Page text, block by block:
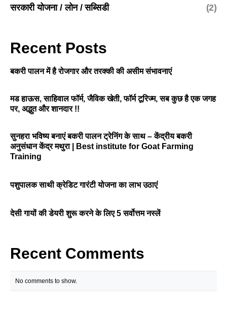
सरकारी योजना / लोन / सब्सिडी (2)
Recent Posts
बकरी पालन में है रोजगार और तरक्की की असीम संभावनाएं
मड हाऊस, साहिवाल फॉर्म, जैविक खेती, फॉर्म टूरिज्म, सब कुछ है एक जगह
पर, अद्भुत और शानदार !!
सुनहरा भविष्य बनाएं बकरी पालन ट्रेनिंग के साथ – केंद्रीय बकरी
अनुसंधान केंद्र मथुरा | Best institute for Goat Farming
Training
पशुपालक साथी क्रेडिट गारंटी योजना का लाभ उठाएं
देसी गायों की डेयरी शुरू करने के लिए 5 सर्वोत्तम नस्लें
Recent Comments
No comments to show.